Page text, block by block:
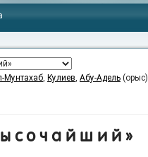
Мунтахаб, Кулиев, Абу-Адель (орыс)